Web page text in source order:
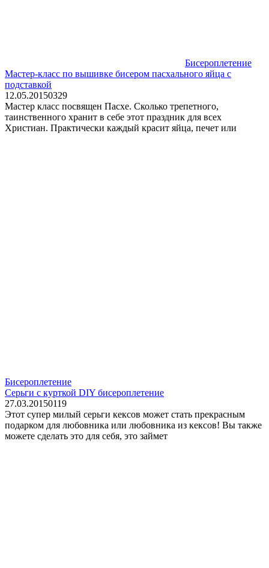
Бисероплетение
Мастер-класс по вышивке бисером пасхального яйца с
подставкой
12.05.20150329
Мастер класс посвящен Пасхе. Сколько трепетного,
таинственного хранит в себе этот праздник для всех
Христиан. Практически каждый красит яйца, печет или
Бисероплетение
Серьги с курткой DIY бисероплетение
27.03.20150119
Этот супер милый серьги кексов может стать прекрасным
подарком для любовника или любовника из кексов! Вы также
можете сделать это для себя, это займет